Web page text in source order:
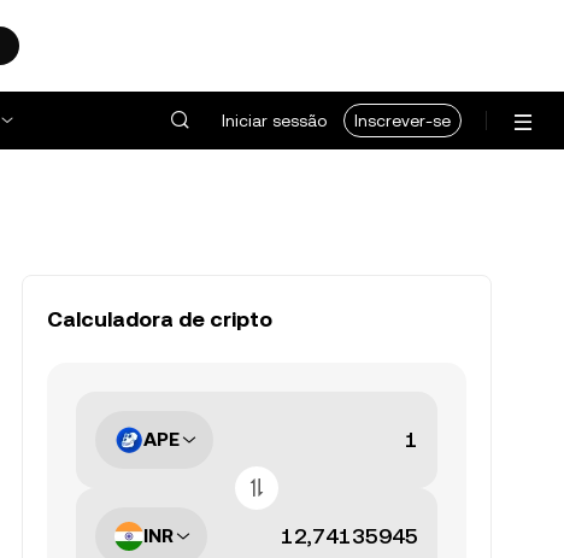
Iniciar sessão Inscrever-se
Calculadora de cripto
APE
INR